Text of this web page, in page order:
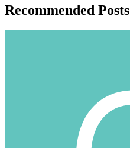
Recommended Posts